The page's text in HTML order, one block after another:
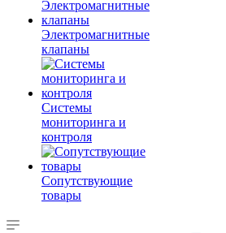
Электромагнитные
клапаны
Системы
мониторинга и
контроля
Сопутствующие
товары